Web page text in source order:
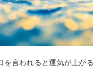
言われると運気が上が